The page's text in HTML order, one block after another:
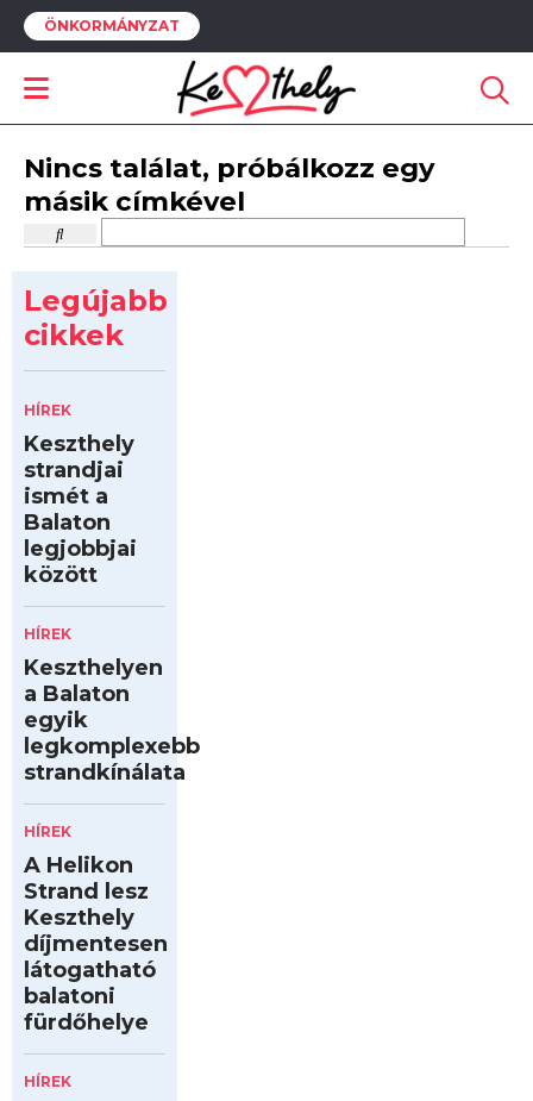
ÖNKORMÁNYZAT
Nincs találat, próbálkozz egy
másik címkével
Legújabb
cikkek
HÍREK
Keszthely
strandjai
ismét a
Balaton
legjobbjai
között
HÍREK
Keszthelyen
a Balaton
egyik
legkomplexebb
strandkínálata
HÍREK
A Helikon
Strand lesz
Keszthely
díjmentesen
látogatható
balatoni
fürdőhelye
HÍREK